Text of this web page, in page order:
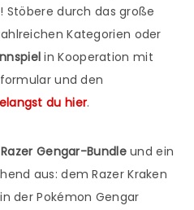
Stöbere durch das große
Kategorien oder
in Kooperation mit
und den
du hier.
Razer Gengar-Bundleund ein
aus: dem Razer Kraken
der Pokémon Gengar